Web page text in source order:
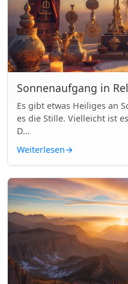
Sonnenaufgang in
Es gibt etwas Heiliges an
es die Stille. Vielleicht ist
D...
Weiterlesen→